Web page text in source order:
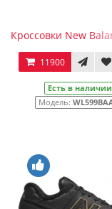
Кроссовки New
11900
Есть в наличии
Модель: